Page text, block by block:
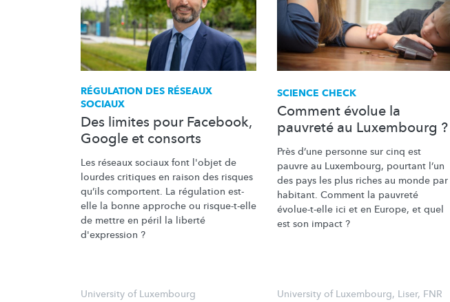
RÉGULATION DES RÉSEAUX
SOCIAUX
Des limites pour Facebook,
Google et consorts
Les réseaux sociaux font l'objet de
lourdes critiques en raison des risques
qu’ils comportent. La régulation est-
elle la bonne approche ou risque-t-elle
de mettre en péril la liberté
d'expression ?
University of Luxembourg
SCIENCE CHECK
Comment évolue la
pauvreté au Luxembourg ?
Près d’une personne sur cinq est
pauvre au Luxembourg, pourtant l’un
des pays les plus riches au monde par
habitant. Comment la pauvreté
évolue-t-elle ici et en Europe, et quel
est son impact ?
University of Luxembourg, Liser, FNR